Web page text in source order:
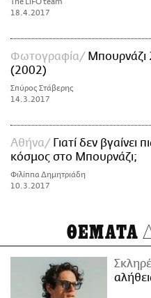
18.4.2017
Φωτογραφία
Μπουρνάζι
(2002)
Σπύρος Στάβερης
14.3.2017
Αθήνα
Γιατί δεν βγαίνει
κόσμος στο Μπουρνάζι;
Φιλίππα Δημητριάδη
10.3.2017
ΘΕΜΑΤΑ